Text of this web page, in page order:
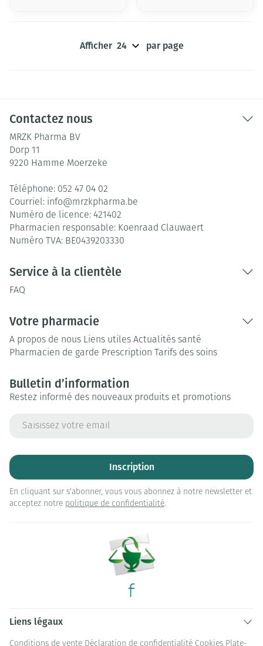
Afficher par page
Contactez nous
MRZK Pharma BV
Dorp 11
9220 Hamme Moerzeke
Téléphone: 052 47 04 02
Courriel: info@mrzkpharma.be
Numéro de licence: 421402
Pharmacien responsable: Koenraad Clauwaert
Numéro TVA: BE0439203330
Service à la clientèle
FAQ
Votre pharmacie
A propos de nous Liens utiles Actualités santé
Pharmacien de garde Prescription Tarifs des soins
Bulletin d’information
Restez informé des nouveaux produits et promotions
Inscription
En cliquant sur s'abonner, vous vous abonnez à notre newsletter et
acceptez notre politique de confidentialité.
Liens légaux
Conditions de vente Déclaration de confidentialité Cookies Plate-